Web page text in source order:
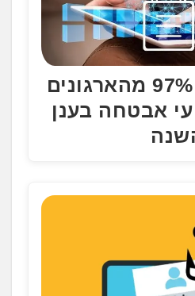
כמעט כולם: 97% מהארגונים
אבטחה בענן